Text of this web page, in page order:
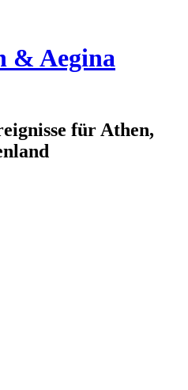
& Aegina
für Athen,